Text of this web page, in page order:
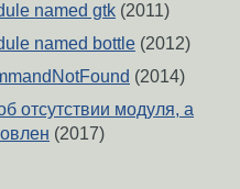
named gtk (2011)
named bottle (2012)
(2014)
отсутствии модуля, а
(2017)